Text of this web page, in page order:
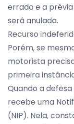
errado e a
será anulada.
Recurso
Porém, se
motorista
primeira
Quando a
recebe uma
(NIP). Nela,